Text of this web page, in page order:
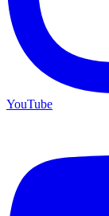
YouTube